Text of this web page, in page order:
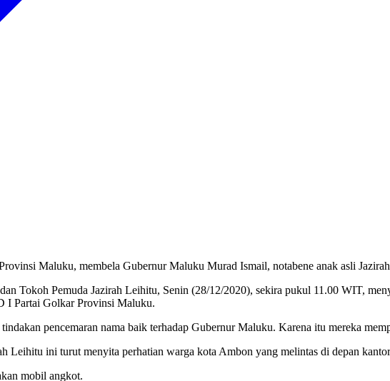
Maluku, membela Gubernur Maluku Murad Ismail, notabene anak asli
Tokoh Pemuda Jazirah Leihitu, Senin (28/12/2020), sekira pukul 11.00 WIT,
I Partai Golkar Provinsi Maluku.
pencemaran nama baik terhadap Gubernur Maluku. Karena itu mereka
Leihitu ini turut menyita perhatian warga kota Ambon yang melintas di depan
mobil angkot.